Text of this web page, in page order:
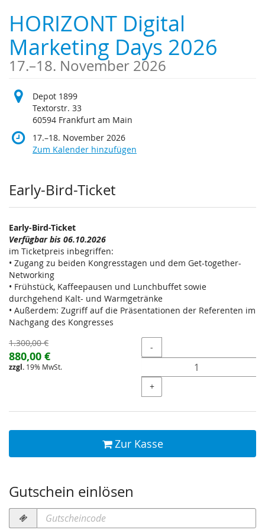
Haupt-
Inhalt
springen
HORIZONT Digital
Marketing Days 2026
17.–bis
18. November 2026
Depot 1899
Textorstr. 33
60594 Frankfurt am Main
17.–bis
18. November 2026
Zum Kalender hinzufügen
Produkte
Early-Bird-Ticket
Early-Bird-Ticket
Verfügbar bis 06.10.2026
im Ticketpreis inbegriffen:
• Zugang zu beiden Kongresstagen und dem Get-together-
Networking
• Frühstück, Kaffeepausen und Lunchbuffet sowie
durchgehend Kalt- und Warmgetränke
• Außerdem: Zugriff auf die Präsentationen der Referenten im
Nachgang des Kongresses
Ursprünglicher
Preis:
1.300,00 €
Neuer
Preis:
880,00 €
zzgl. 19% MwSt.
Menge
-
+
Zur Kasse
Gutschein einlösen
Gutscheincode
erforderlich